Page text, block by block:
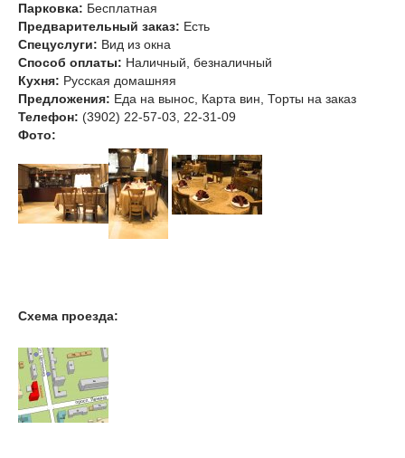
Парковка: Бесплатная
Предварительный заказ: Есть
Спецуслуги: Вид из окна
Способ оплаты: Наличный, безналичный
Кухня: Русская домашняя
Предложения: Еда на вынос, Карта вин, Торты на заказ
Телефон: (3902) 22-57-03, 22-31-09
Фото:
Схема проезда: